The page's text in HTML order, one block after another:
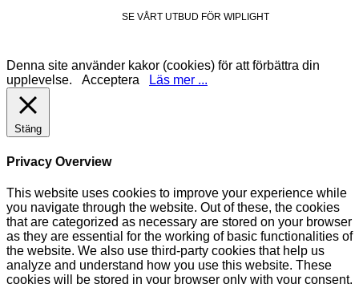
SE VÅRT UTBUD FÖR WIPLIGHT
Denna site använder kakor (cookies) för att förbättra din
upplevelse. Acceptera Läs mer ...
Stäng
Privacy Overview
This website uses cookies to improve your experience while
you navigate through the website. Out of these, the cookies
that are categorized as necessary are stored on your browser
as they are essential for the working of basic functionalities of
the website. We also use third-party cookies that help us
analyze and understand how you use this website. These
cookies will be stored in your browser only with your consent.